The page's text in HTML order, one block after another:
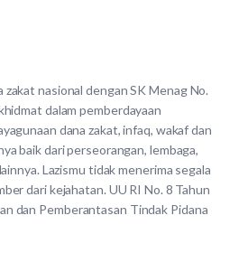
zakat nasional dengan SK Menag No.
dalam pemberdayaan
dana zakat, infaq, wakaf dan
baik dari perseorangan, lembaga,
Lazismu tidak menerima segala
dari kejahatan. UU RI No. 8 Tahun
dan Pemberantasan Tindak Pidana